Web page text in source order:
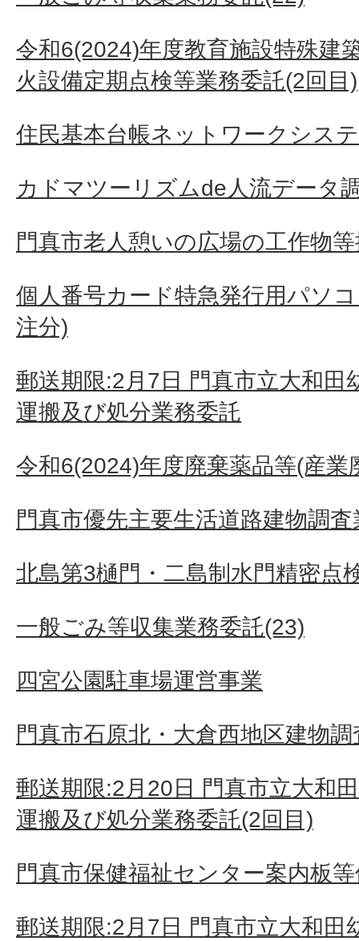
令和6(2024)年度教育施設特殊建
火設備定期点検等業務委託(2回目)
住民基本台帳ネットワークシス
カドマツーリズムde人流データ
門真市老人憩いの広場の工作物
個人番号カード特急発行用パソ
注分)
郵送期限:2月7日 門真市立大和田
運搬及び処分業務委託
令和6(2024)年度廃棄薬品等(産業
門真市優先主要生活道路建物調
北島第3樋門・二島制水門精密点
一般ごみ等収集業務委託(23)
四宮公園駐車場運営事業
門真市石原北・大倉西地区建物
郵送期限:2月20日 門真市立大和
運搬及び処分業務委託(2回目)
門真市保健福祉センター案内板
郵送期限:2月7日 門真市立大和田